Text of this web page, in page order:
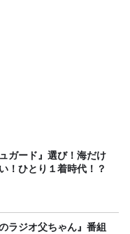
ガード』選び！海だけ
！ひとり１着時代！？
ラジオ父ちゃん』番組